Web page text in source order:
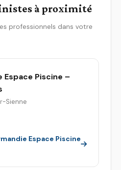
à proximité
professionnels dans votre
Espace Piscine –
Sienne
Espace Piscine